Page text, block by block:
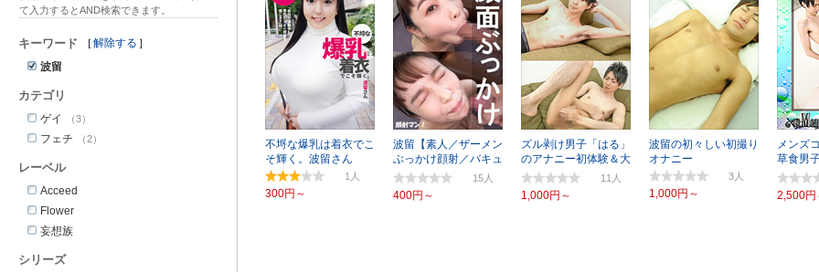
不埒な爆乳は着衣でこ
そ輝く。波留さん
1
300円～
波留【素人／ザーメン
ぶっかけ顔射／バキュ
ーム】
15
400円～
ズル剥け男子「はる」
のアナニー初体験＆大
量射精！
11
1,000円～
波留の初々しい初撮り
オナニー
3
1,000円～
メンズ
草食男
る！？
2,500円
キーワード
解除する
波留
カテゴリ
ゲイ （3）
フェチ （2）
レーベル
Acceed
Flower
妄想族
シリーズ